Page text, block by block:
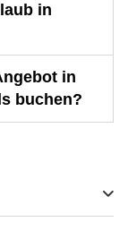
in
in
buchen?